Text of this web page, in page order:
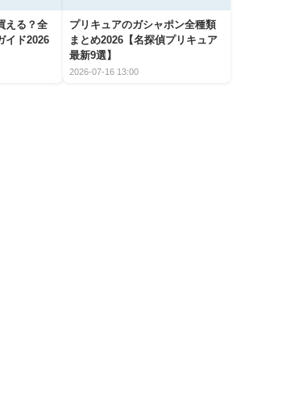
える？全
イド2026
プリキュアのガシャポン全種類
まとめ2026【名探偵プリキュア
最新9選】
2026-07-16 13:00